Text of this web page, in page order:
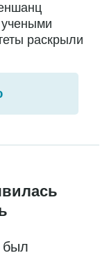
раскрыли
был